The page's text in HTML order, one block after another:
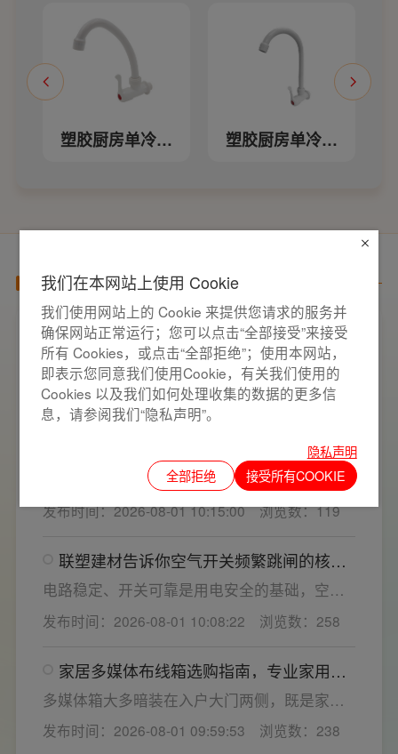
厨房单冷龙
塑胶厨房单冷龙
塑胶面盆单
产品百科
家用开关电气套装选购要点，开关插座“七
看”甄选技巧
开关插座作为家装电气系统的核心配件，直接
决定居家用电的安全性与实用性，选材好坏影
响着长期居住体验。想要一站式搞定全屋电气
关键。联塑建材总结专业选购“七看”技巧，帮大
家精准避坑，挑选安全耐用的开关插座产品。
发布时间：2026-08-01 10:26:09 浏览数：400
联塑建材教您如何鉴别开关插座内部铜片
相信大家在购买开关插座时，通常都希望买到
座而言，其里面的铜片好坏就直接决定了它的
越长越好(因为铜片长度决定了插座距离的大
小，插孔间距越宽二三插同时插入越方便)。
发布时间：2026-08-01 10:15:00 浏览数：119
联塑建材告诉你空气开关频繁跳闸的核心
原因与技术对策
电路稳定、开关可靠是用电安全的基础，空开
频繁跳闸大多源于电压波动、配件适配性不足
或防护结构设计缺陷。联塑建材依托成熟的电
电气套装产品，结构设计科学、稳压防护性能
优异，可有效应对电压瞬变、电网波动等场
发布时间：2026-08-01 10:08:22 浏览数：258
家居多媒体布线箱选购指南，专业家用开
关电气套装厂家为您详解
多媒体箱大多暗装在入户大门两侧，既是家居
弱电线路的集中收纳载体，也会影响墙面整体
装修美观度，外观颜值、内部空间、模块化功
发布时间：2026-08-01 09:59:53 浏览数：238
我们在本网站上使用 Cookie
我们使用网站上的 Cookie 来提供您请求的服务并
确保网站正常运行；您可以点击“全部接受”来接受
所有 Cookies，或点击“全部拒绝”；使用本网站，
即表示您同意我们使用Cookie，有关我们使用的
Cookies 以及我们如何处理收集的数据的更多信
息，请参阅我们“隐私声明”。
隐私声明
全部拒绝
接受所有COOKIE